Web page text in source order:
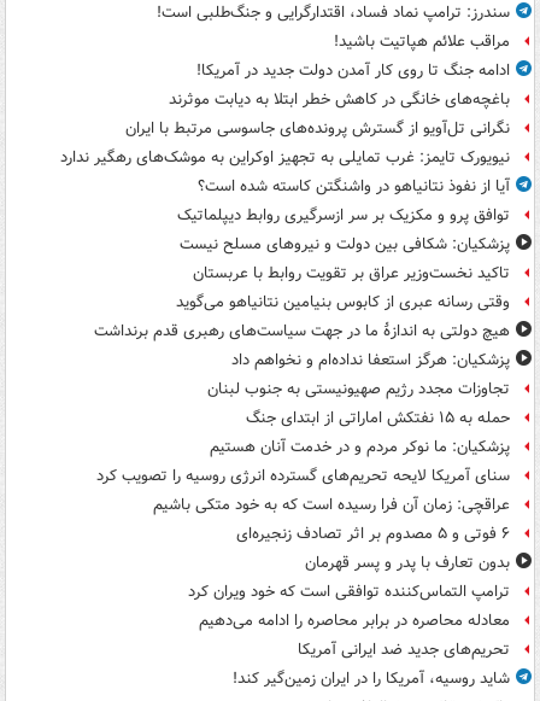
سندرز: ترامپ نماد فساد، اقتدارگرایی و جنگ‌طلبی است!
مراقب علائم هپاتیت باشید!
ادامه جنگ تا روی کار آمدن دولت جدید در آمریکا!
باغچه‌های خانگی در کاهش خطر ابتلا به دیابت موثرند
نگرانی تل‌آویو از گسترش پرونده‌های جاسوسی مرتبط با ایران
نیویورک تایمز: غرب تمایلی به تجهیز اوکراین به موشک‌های رهگیر ندارد
آیا از نفوذ نتانیاهو در واشنگتن کاسته شده است؟
توافق پرو و مکزیک بر سر ازسرگیری روابط دیپلماتیک
پزشکیان: شکافی بین دولت و نیروهای مسلح نیست
تاکید نخست‌وزیر عراق بر تقویت روابط با عربستان
وقتی رسانه عبری از کابوس بنیامین نتانیاهو می‌گوید
هیچ دولتی به اندازۀ ما در جهت سیاست‌های رهبری قدم برنداشت
پزشکیان: هرگز استعفا نداده‌ام و نخواهم داد
تجاوزات مجدد رژیم صهیونیستی به جنوب لبنان
حمله به ۱۵ نفتکش‌ اماراتی از ابتدای جنگ
پزشکیان: ما نوکر مردم و در خدمت آنان هستیم
سنای آمریکا لایحه تحریم‌های گسترده انرژی روسیه را تصویب کرد
عراقچی: زمان آن فرا رسیده است که به خود متکی باشیم
۶ فوتی و ۵ مصدوم بر اثر تصادف زنجیره‌ای
بدون تعارف با پدر و پسر قهرمان
ترامپ التماس‌کننده توافقی است که خود ویران کرد
معادله محاصره در برابر محاصره را ادامه می‌دهیم
تحریم‌های جدید ضد ایرانی آمریکا
شاید روسیه، آمریکا را در ایران زمین‌گیر کند!